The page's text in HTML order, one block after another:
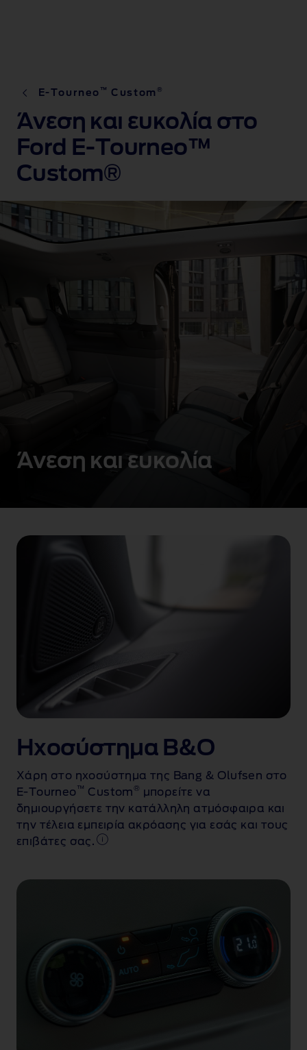
E-Tourneo ™ Custom ®
Άνεση και ευκολία στο
Ford E-Tourneo™
Custom®
Άνεση και ευκολία
Ηχοσύστημα B&O
Χάρη στο ηχοσύστημα της Bang & Olufsen στο
E-Tourneo™ Custom®
μπορείτε να
δημιουργήσετε την κατάλληλη ατμόσφαιρα και
την τέλεια εμπειρία ακρόασης για εσάς και τους
επιβάτες σας.